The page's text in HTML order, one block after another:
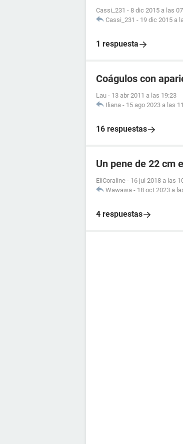
Cassi_231 - 8 dic 2015 a las
Cassi_231 - 19 dic 2015 a
1 respuesta
Coágulos con
Lau - 13 abr 2011 a las 19:23
Iliana - 15 ago 2023 a las
16 respuestas
Un pene de 22 cm
EliCoraline - 16 jul 2018 a las
Wawawa - 18 oct 2023 a
4 respuestas